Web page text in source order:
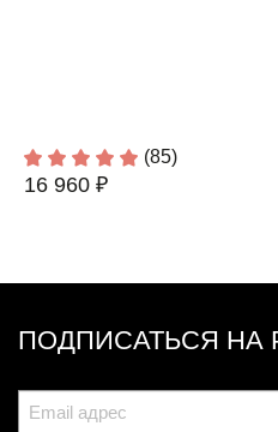
(85)
16 960 ₽
ПОДПИСАТЬСЯ НА